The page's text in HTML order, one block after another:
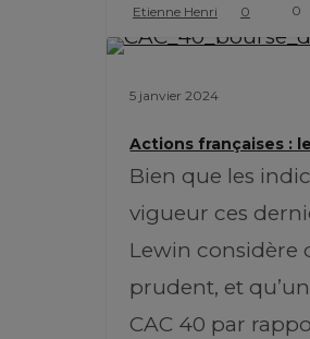
Etienne Henri 0 0
5 janvier 2024
Actions françaises :
Bien que les
vigueur ces
Lewin considère
prudent, et
CAC 40 par